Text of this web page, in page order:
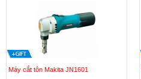
Máy cắt tôn Makita JN1601